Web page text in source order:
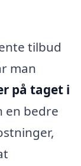
tilbud
man
på taget i
en bedre